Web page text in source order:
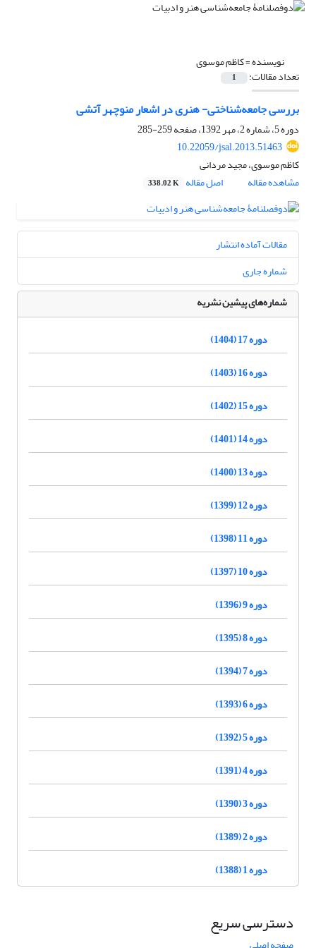
نویسنده =کاظم موسوی
تعداد مقالات: 1
بررسی جامعه‌شناختی- هنری در اشعار منوچهر آتشی
دوره 5، شماره 2، مهر 1392، صفحه
259-285
10.22059/jsal.2013.51463
کاظم موسوی، مجید مردانی
مشاهده مقاله
اصل مقاله 338.02 K
مقالات آماده انتشار
شماره جاری
شماره‌های پیشین نشریه
دوره 17 (1404)
دوره 16 (1403)
دوره 15 (1402)
دوره 14 (1401)
دوره 13 (1400)
دوره 12 (1399)
دوره 11 (1398)
دوره 10 (1397)
دوره 9 (1396)
دوره 8 (1395)
دوره 7 (1394)
دوره 6 (1393)
دوره 5 (1392)
دوره 4 (1391)
دوره 3 (1390)
دوره 2 (1389)
دوره 1 (1388)
دسترسی سریع